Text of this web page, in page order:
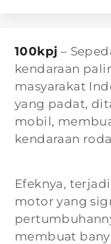
100kpj –
kendaraan
masyarakat
yang padat,
mobil,
kendaraan
Efeknya,
motor yang
membuat